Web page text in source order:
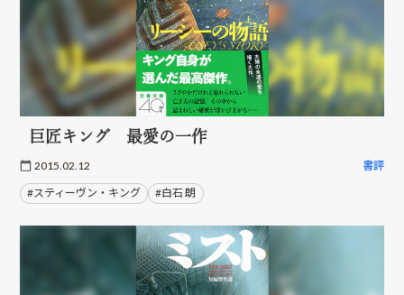
巨匠キング 最愛の一作
2015.02.12 書評
#スティーヴン・キング #白石 朗